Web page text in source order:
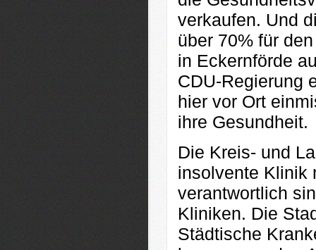
verkaufen. Und
über 70% für
in Eckernförde
CDU-Regierung
hier vor Ort
ihre Gesundheit.
Die Kreis- und
insolvente Klinik
verantwortlich
Kliniken. Die
Städtische